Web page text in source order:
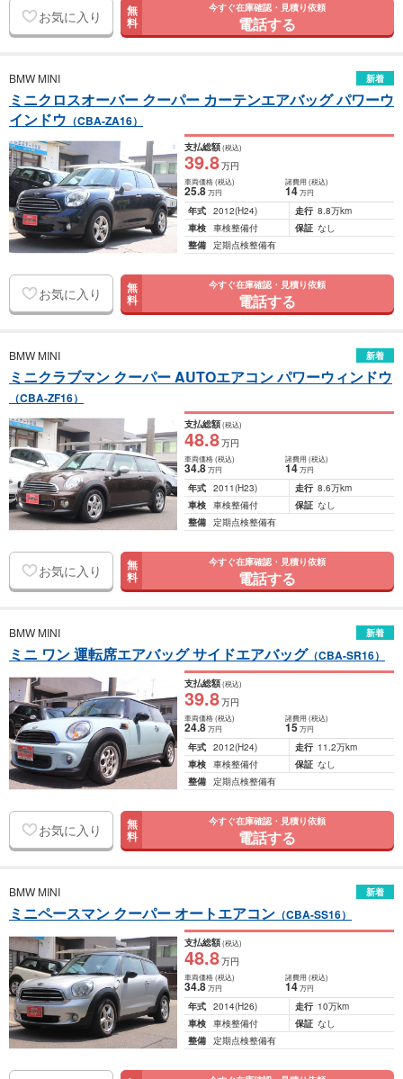
お気に入り 無
料
今すぐ在庫確認・見積り依頼
電話する
BMW MINI 新着
ミニクロスオーバー クーパー カーテンエアバッグ パワーウ
インドウ （CBA-ZA16）
支払総額(税込)
39.8万円
車両価格(税込)
25.8万円
諸費用 (税込)
14 万円
年式 2012(H24) 走行 8.8万km
車検 車検整備付 保証 なし
整備 定期点検整備有
お気に入り 無
料
今すぐ在庫確認・見積り依頼
電話する
BMW MINI 新着
ミニクラブマン クーパー AUTOエアコン パワーウィンドウ
（CBA-ZF16）
支払総額(税込)
48.8万円
車両価格(税込)
34.8万円
諸費用 (税込)
14 万円
年式 2011(H23) 走行 8.6万km
車検 車検整備付 保証 なし
整備 定期点検整備有
お気に入り 無
料
今すぐ在庫確認・見積り依頼
電話する
BMW MINI 新着
ミニ ワン 運転席エアバッグ サイドエアバッグ（CBA-SR16）
支払総額(税込)
39.8万円
車両価格(税込)
24.8万円
諸費用 (税込)
15 万円
年式 2012(H24) 走行 11.2万km
車検 車検整備付 保証 なし
整備 定期点検整備有
お気に入り 無
料
今すぐ在庫確認・見積り依頼
電話する
BMW MINI 新着
ミニペースマン クーパー オートエアコン （CBA-SS16）
支払総額(税込)
48.8万円
車両価格(税込)
34.8万円
諸費用 (税込)
14 万円
年式 2014(H26) 走行 10万km
車検 車検整備付 保証 なし
整備 定期点検整備有